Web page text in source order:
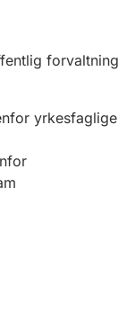
forvaltning
yrkesfaglige